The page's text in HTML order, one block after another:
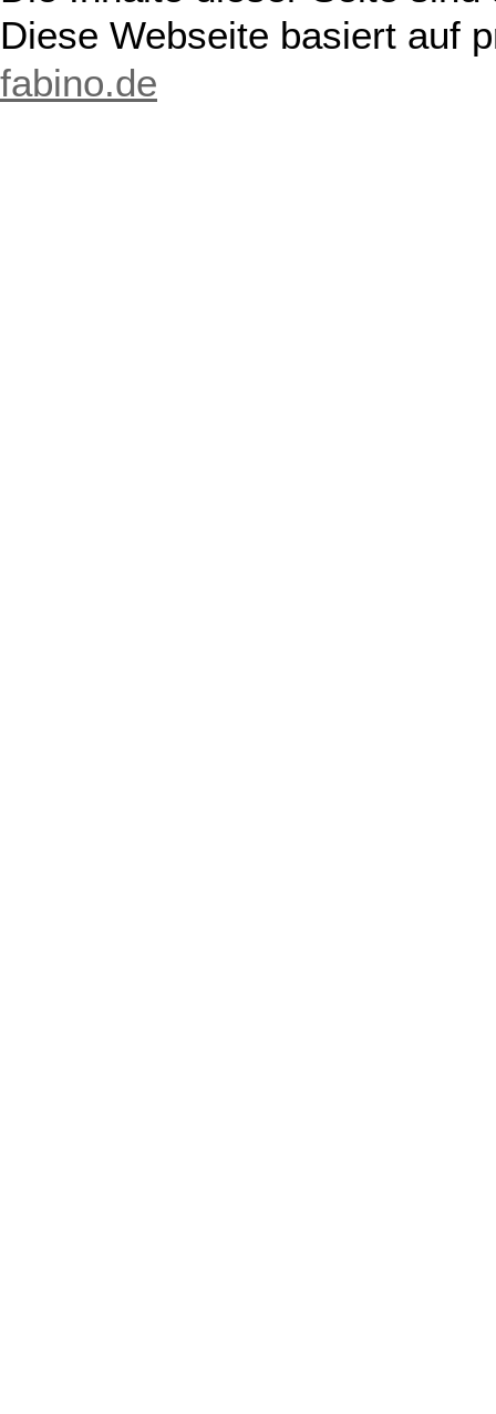
Diese Webseite basiert auf
fabino.de